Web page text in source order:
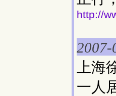
http://
2007-
上海
一人